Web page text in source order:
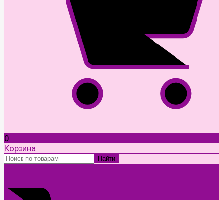
0
Корзина
Найти